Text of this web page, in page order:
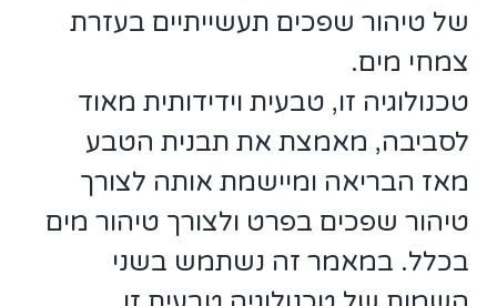
של טיהור שפכים תעשייתיים בעזרת
צמחי מים.
טכנולוגיה זו, טבעית וידידותית מאוד
לסביבה, מאמצת את תבנית הטבע
מאז הבריאה ומיישמת אותה לצורך
טיהור שפכים בפרט ולצורך טיהור מים
בכלל. במאמר זה נשתמש בשני